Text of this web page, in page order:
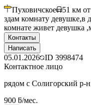
Пуховичское 51 км
здам комнату девушке,в
комнате живет девушка
Контакты
Написать
05.01.2026 ID 3998474
Контактное лицо
рядом с Солигорский р-н
900 ƃ/мес.